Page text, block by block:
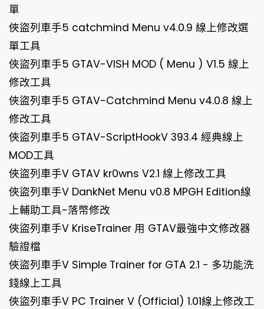
單
俠盜列車手5 catchmind Menu v4.0.9 線上修改選
單工具
俠盜列車手5 GTAV-VISH MOD ( Menu ) V1.5 線上
修改工具
俠盜列車手5 GTAV-Catchmind Menu v4.0.8 線上
修改工具
俠盜列車手5 GTAV-ScriptHookV 393.4 經典線上
MOD工具
俠盜列車手V GTAV kr0wns V2.1 線上修改工具
俠盜列車手V DankNet Menu v0.8 MPGH Edition線
上輔助工具-落幣修改
俠盜列車手V KriseTrainer 用 GTAV最強中文修改器
驗證檔
俠盜列車手V Simple Trainer for GTA 2.1 - 多功能洗
錢線上工具
俠盜列車手V PC Trainer V (Official) 1.01線上修改工